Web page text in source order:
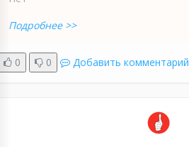
Подробнее >>
0 0 Добавить комментарий